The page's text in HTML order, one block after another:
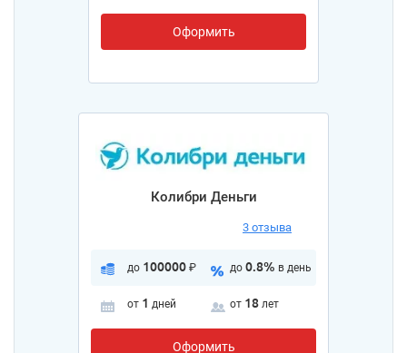
Оформить
Колибри Деньги
3 отзыва
до 100000 ₽ до 0.8% в день
от 1 дней от 18 лет
Оформить